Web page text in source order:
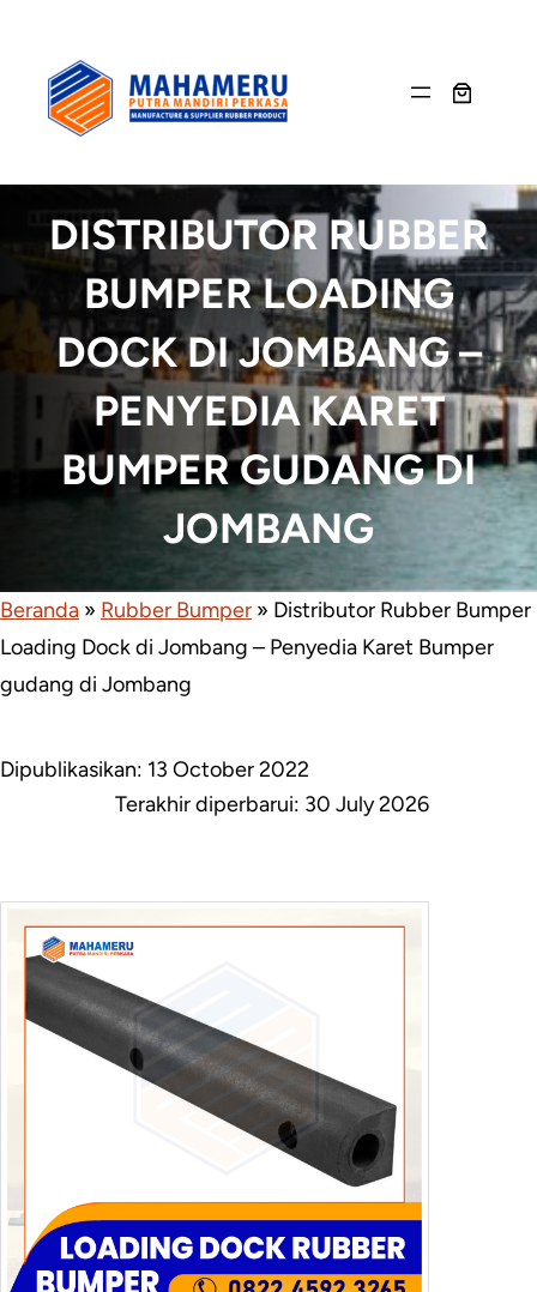
content
DISTRIBUTOR RUBBER
BUMPER LOADING
DOCK DI JOMBANG –
PENYEDIA KARET
BUMPER GUDANG DI
JOMBANG
Beranda » Rubber Bumper » Distributor Rubber Bumper
Loading Dock di Jombang – Penyedia Karet Bumper
gudang di Jombang
Dipublikasikan: 13 October 2022
Terakhir diperbarui: 30 July 2026